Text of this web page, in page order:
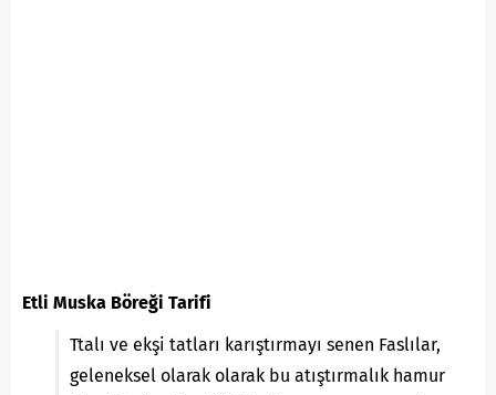
Etli Muska Böreği Tarifi
Ttalı ve ekşi tatları karıştırmayı senen Faslılar,
geleneksel olarak olarak bu atıştırmalık hamur